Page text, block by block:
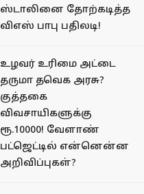
ஸ்டாலினை தோற்கடித்த
விஎஸ் பாபு பதிலடி!
உழவர் உரிமை அட்டை
தருமா தவெக அரசு?
குத்தகை
விவசாயிகளுக்கு
ரூ.10000! வேளாண்
பட்ஜெட்டில் என்னென்ன
அறிவிப்புகள்?